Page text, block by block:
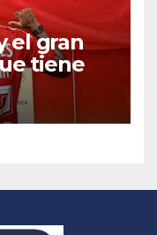
el gran
tiene